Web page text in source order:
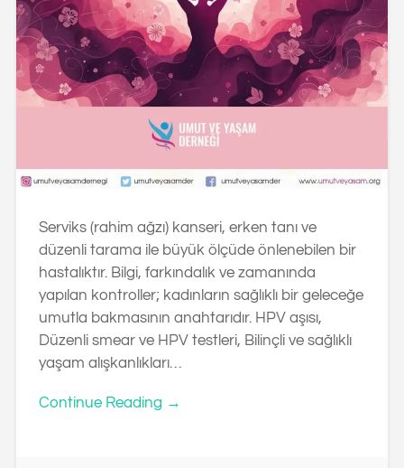
Serviks (rahim ağzı) kanseri, erken tanı ve
düzenli tarama ile büyük ölçüde önlenebilen bir
hastalıktır. Bilgi, farkındalık ve zamanında
yapılan kontroller; kadınların sağlıklı bir geleceğe
umutla bakmasının anahtarıdır. HPV aşısı,
Düzenli smear ve HPV testleri, Bilinçli ve sağlıklı
yaşam alışkanlıkları…
Continue Reading →